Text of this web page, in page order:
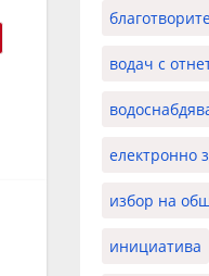
водач с
електронно
избор на
инициатива